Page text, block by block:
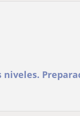
niveles.